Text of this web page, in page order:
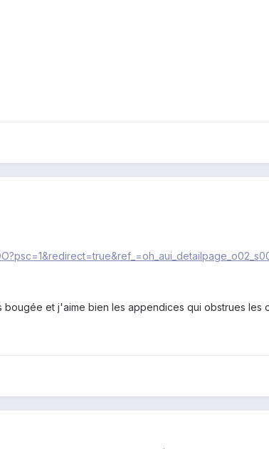
bougée et j'aime bien les appendices qui obstrues les